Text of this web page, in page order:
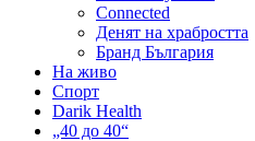
Connected
Денят на храбростта
Бранд България
На живо
Спорт
Darik Health
„40 до 40“